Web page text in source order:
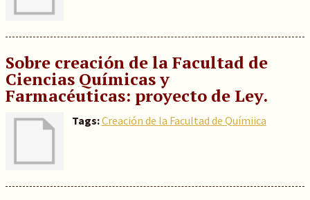
Sobre creación de la Facultad de
Ciencias Químicas y
Farmacéuticas: proyecto de Ley.
Tags:Creación de la Facultad de Químiica